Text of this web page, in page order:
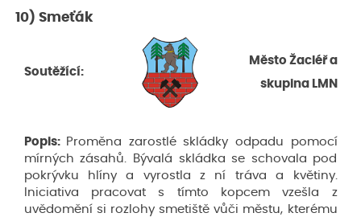
10) Smeťák
Soutěžící:
Město Žacléř a
skupina LMN
Popis: Proměna zarostlé skládky odpadu pomocí
mírných zásahů. Bývalá skládka se schovala pod
pokrývku hlíny a vyrostla z ní tráva a květiny.
Iniciativa pracovat s tímto kopcem vzešla z
uvědomění si rozlohy smetiště vůči městu, kterému